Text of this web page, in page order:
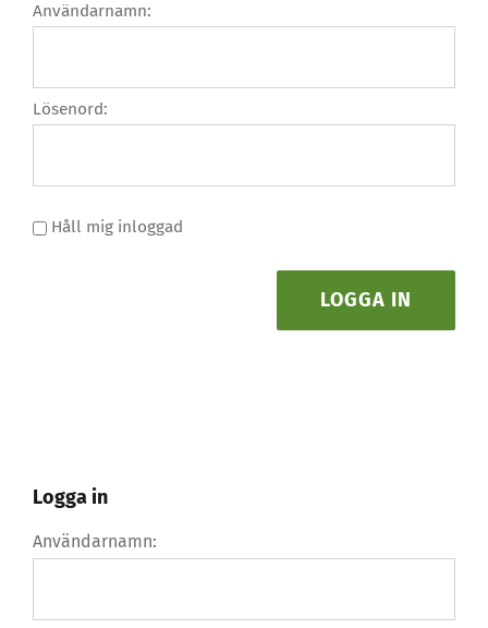
Användarnamn:
Lösenord:
Håll mig inloggad
LOGGA IN
Logga in
Användarnamn: